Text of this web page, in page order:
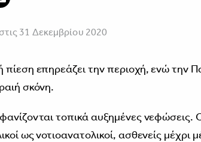
31 Δεκεμβρίου 2020
επηρεάζει την περιοχή, ενώ την
σκόνη.
τοπικά αυξημένες νεφώσεις.
ως νοτιοανατολικοί, ασθενείς μέχρι